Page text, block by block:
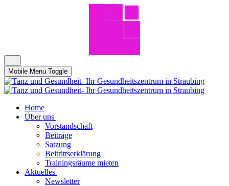
Mobile Menu Toggle
Home
Über uns
Vorstandschaft
Beiträge
Satzung
Beitrittserklärung
Trainingsräume mieten
Aktuelles
Newsletter